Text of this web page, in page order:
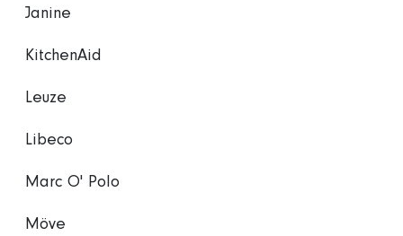
Janine
KitchenAid
Leuze
Libeco
Marc O' Polo
Möve